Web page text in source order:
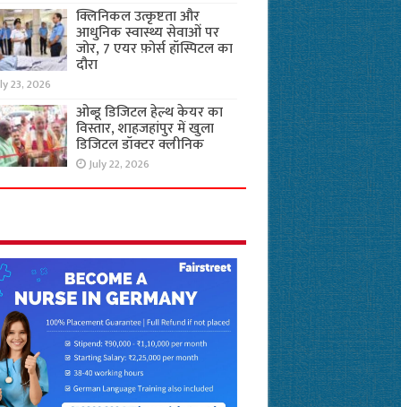
क्लिनिकल उत्कृष्टता और
आधुनिक स्वास्थ्य सेवाओं पर
जोर, 7 एयर फ़ोर्स हॉस्पिटल का
दौरा
23, 2026
ओब्डू डिजिटल हेल्थ केयर का
विस्तार, शाहजहांपुर में खुला
डिजिटल डॉक्टर क्लीनिक
July 22, 2026